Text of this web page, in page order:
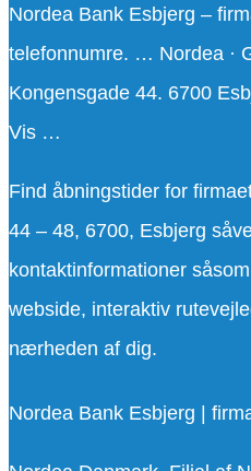
Nordea Bank Esbjerg –
telefonnumre. … Nordea ·
Kongensgade 44. 6700
Vis …
Find åbningstider for
44 – 48, 6700, Esbjerg
kontaktinformationer
webside, interaktiv
nærheden af dig.
Nordea Bank Esbjerg |